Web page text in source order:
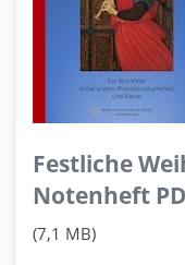
Festliche
Notenheft
(7,1 MB)